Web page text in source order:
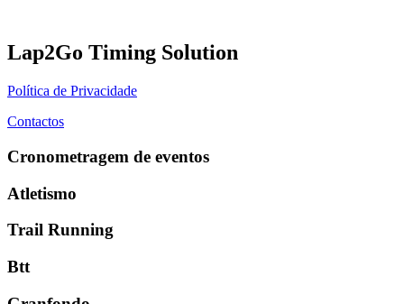
Lap2Go Timing Solution
Política de Privacidade
Contactos
Cronometragem de eventos
Atletismo
Trail Running
Btt